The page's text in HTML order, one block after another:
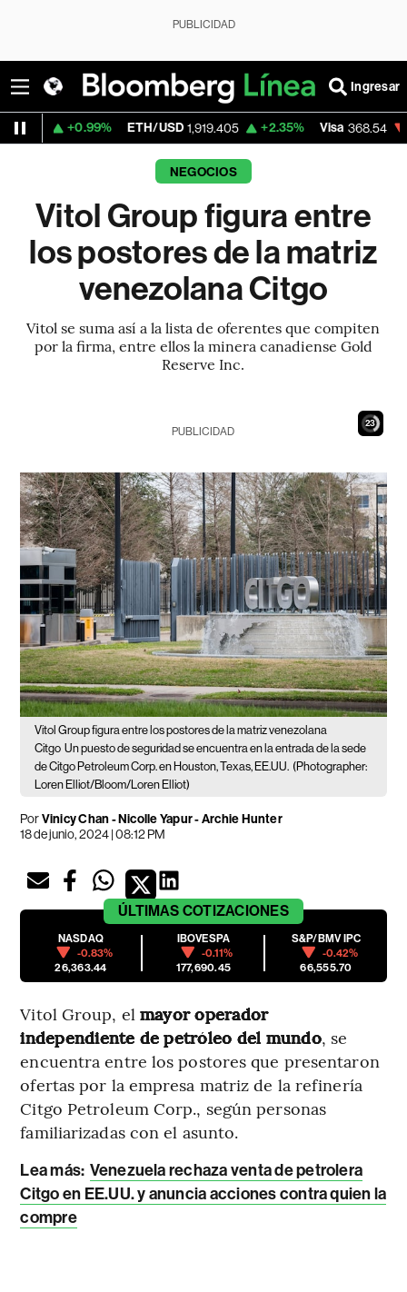
PUBLICIDAD
Ingresar
ETH/USD 1,919.405 +2.35% Visa 368.54 -0.28%
NEGOCIOS
Vitol Group figura entre
los postores de la matriz
venezolana Citgo
Vitol se suma así a la lista de oferentes que compiten
por la firma, entre ellos la minera canadiense Gold
Reserve Inc.
21
PUBLICIDAD
Vitol Group figura entre los postores de la matriz venezolana
Citgo Un puesto de seguridad se encuentra en la entrada de la sede
de Citgo Petroleum Corp. en Houston, Texas, EE.UU. (Photographer:
Loren Elliot/Bloom/Loren Elliot)
PorVinicy Chan - Nicolle Yapur - Archie Hunter
18 de junio, 2024 | 08:12 PM
ÚLTIMAS COTIZACIONES
NASDAQ
-0.83%
26,363.44
IBOVESPA
-0.11%
177,690.45
S&P/BMV IPC
-0.42%
66,555.70
Vitol Group, el mayor operador
independiente de petróleo del mundo, se
encuentra entre los postores que presentaron
ofertas por la empresa matriz de la refinería
Citgo Petroleum Corp., según personas
familiarizadas con el asunto.
Lea más: Venezuela rechaza venta de petrolera
Citgo en EE.UU. y anuncia acciones contra quien la
compre